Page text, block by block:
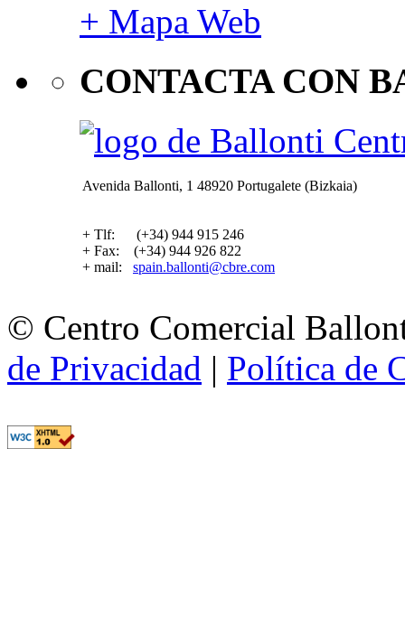
+ Mapa Web
CONTACTA CON
Avenida Ballonti, 1 48920 Portugalete (Bizkaia)
+ Tlf: (+34) 944 915 246
+ Fax: (+34) 944 926 822
+ mail: spain.ballonti@cbre.com
© Centro Comercial
de Privacidad | Política de